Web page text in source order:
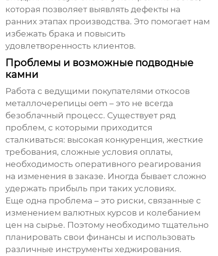
которая позволяет выявлять дефекты на
ранних этапах производства. Это помогает нам
избежать брака и повысить
удовлетворенность клиентов.
Проблемы и возможные подводные
камни
Работа с ведущими покупателями откосов
металлочерепицы oem – это не всегда
безоблачный процесс. Существует ряд
проблем, с которыми приходится
сталкиваться: высокая конкуренция, жесткие
требования, сложные условия оплаты,
необходимость оперативного реагирования
на изменения в заказе. Иногда бывает сложно
удержать прибыль при таких условиях.
Еще одна проблема – это риски, связанные с
изменением валютных курсов и колебанием
цен на сырье. Поэтому необходимо тщательно
планировать свои финансы и использовать
различные инструменты хеджирования.